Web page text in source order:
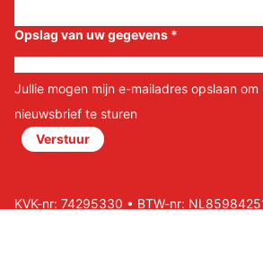
Opslag van uw gegevens *
Jullie mogen mijn e-mailadres opslaan
nieuwsbrief te sturen
Verstuur
KVK-nr: 74295330 • BTW-nr: